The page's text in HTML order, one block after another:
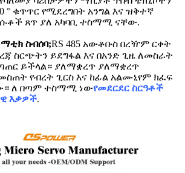
° ቁጥጥር የሚደረግበት አንግል እና ዝቅተኛ
ጸጥ ያለ አካባቢ ተስማሚ ናቸው.
ስብሰባ;RS 485 አውቶቡስ በረዥም ርቀት
ስርጭትን ይደግፋል እና በአንድ ጊዜ ለመስራት
ይችላል። ያለማቋረጥ ያለማቋረጥ
የብረት ጊርስ እና ከፊል አልሙኒየም ክፈፍ
ለ በጣም ተስማሚ ነውየመደርደር ስርዓቶች
እቃዎች.